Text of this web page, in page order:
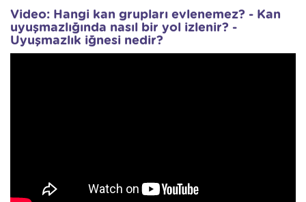
Video: Hangi kan grupları evlenemez? - Kan
uyuşmazlığında nasıl bir yol izlenir? -
Uyuşmazlık iğnesi nedir?